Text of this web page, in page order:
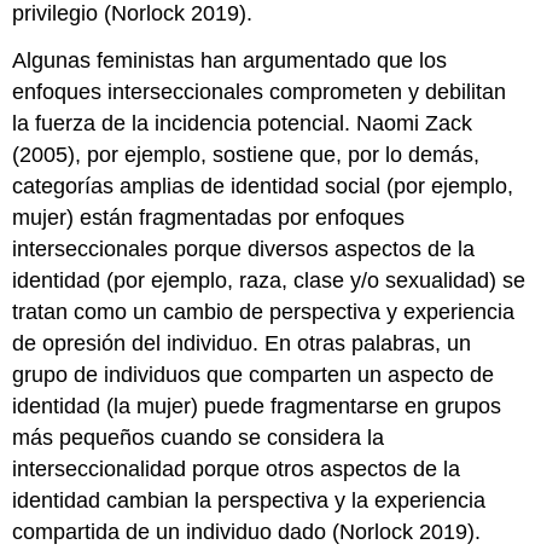
privilegio (Norlock 2019).
Algunas feministas han argumentado que los
enfoques interseccionales comprometen y debilitan
la fuerza de la incidencia potencial. Naomi Zack
(2005), por ejemplo, sostiene que, por lo demás,
categorías amplias de identidad social (por ejemplo,
mujer) están fragmentadas por enfoques
interseccionales porque diversos aspectos de la
identidad (por ejemplo, raza, clase y/o sexualidad) se
tratan como un cambio de perspectiva y experiencia
de opresión del individuo. En otras palabras, un
grupo de individuos que comparten un aspecto de
identidad (la mujer) puede fragmentarse en grupos
más pequeños cuando se considera la
interseccionalidad porque otros aspectos de la
identidad cambian la perspectiva y la experiencia
compartida de un individuo dado (Norlock 2019).